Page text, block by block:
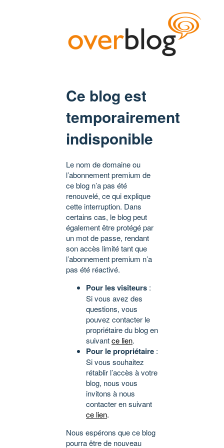
Ce blog est
temporairement
indisponible
Le nom de domaine ou
l’abonnement premium de
ce blog n’a pas été
renouvelé, ce qui explique
cette interruption. Dans
certains cas, le blog peut
également être protégé par
un mot de passe, rendant
son accès limité tant que
l’abonnement premium n’a
pas été réactivé.
Pour les visiteurs :
Si vous avez des
questions, vous
pouvez contacter le
propriétaire du blog en
suivantce lien.
Pour le propriétaire :
Si vous souhaitez
rétablir l’accès à votre
blog, nous vous
invitons à nous
contacter en suivant
ce lien.
Nous espérons que ce blog
pourra être de nouveau